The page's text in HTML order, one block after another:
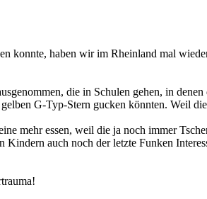
konnte, haben wir im Rheinland mal
die in Schulen gehen, in
G-Typ-Stern gucken könnten. Weil
mehr essen, weil die ja noch immer
auch noch der letzte Funken